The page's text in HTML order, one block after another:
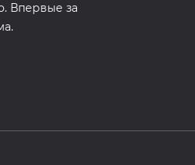
Впервые за